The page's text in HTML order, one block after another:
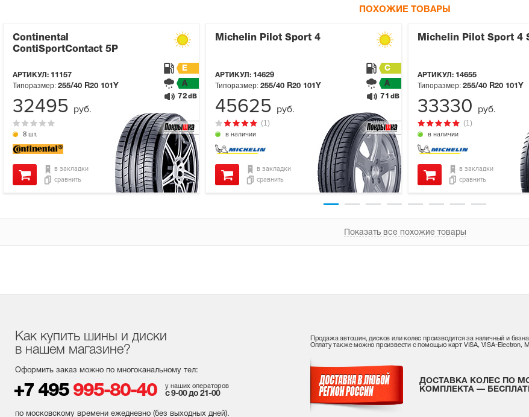
ПОХОЖИЕ ТОВАРЫ
Continental
ContiSportContact 5P
АРТИКУЛ: 11157
8 шт.
Типоразмер: 255/40 R20 101Y
E
A
72 dB
в закладки
сравнить
32495 руб.
Michelin Pilot Sport 4
АРТИКУЛ: 14629
в наличии
(1)
Типоразмер: 255/40 R20 101Y
C
A
71 dB
в закладки
сравнить
45625 руб.
Michelin Pilot Sport 4
АРТИКУЛ: 14655
в наличии
(1)
Типоразмер: 255/40 R20 101Y
в закладки
сравнить
33330 руб.
Показать все похожие товары
Как купить шины и диски
в нашем магазине?
Оформить заказ можно по многоканальному тел:
+7 495 995-80-40 у наших операторов
с 9-00 до 21-00
по московскому времени ежедневно (без выходных дней).
Продажа автошин, дисков или колес производится за наличный и
Оплату также можно произвести с помощью карт VISA, VISA-Electron,
ДОСТАВКА КОЛЕС ПО
КОМПЛЕКТА —